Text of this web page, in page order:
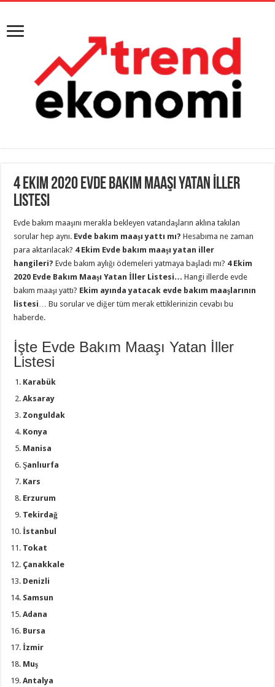
4 Ekim 2020 Evde Bakım Maaşı Yatan İller
Listesi
Evde bakım maaşını merakla bekleyen vatandaşların aklına takılan
sorular hep aynı. Evde bakım maaşı yattı mı? Hesabıma ne zaman
para aktarılacak? 4 Ekim Evde bakım maaşı yatan iller
hangileri?Evde bakım aylığı ödemeleri yatmaya başladı mı? 4 Ekim
2020 Evde Bakım Maaşı Yatan İller Listesi… Hangi illerde evde
bakım maaşı yattı? Ekim ayında yatacak evde bakım maaşlarının
listesi… Bu sorular ve diğer tüm merak ettiklerinizin cevabı bu
haberde.
İşte Evde Bakım Maaşı Yatan İller
Listesi
Karabük
Aksaray
Zonguldak
Konya
Manisa
Şanlıurfa
Kars
Erzurum
Tekirdağ
İstanbul
Tokat
Çanakkale
Denizli
Samsun
Adana
Bursa
İzmir
Muş
Antalya